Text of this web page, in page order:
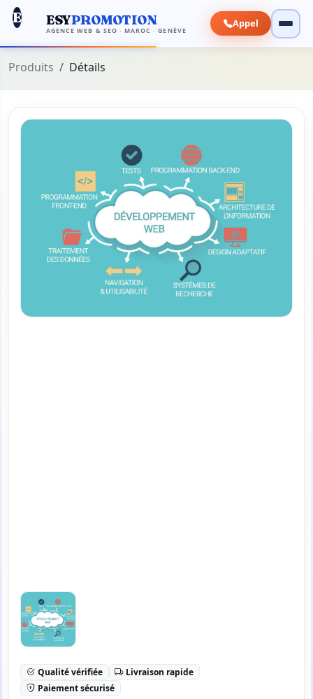
E ESYPROMOTION
AGENCE WEB & SEO · MAROC · GENÈVE
Appel
Produits Détails
Qualité vérifiée
Livraison rapide
Paiement sécurisé